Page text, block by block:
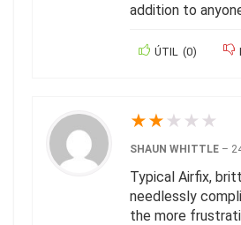
addition to
ÚTIL (0)
★★ ★ ★ ★
SHAUN WHITTLE –
Typical Airfix,
needlessly
the more